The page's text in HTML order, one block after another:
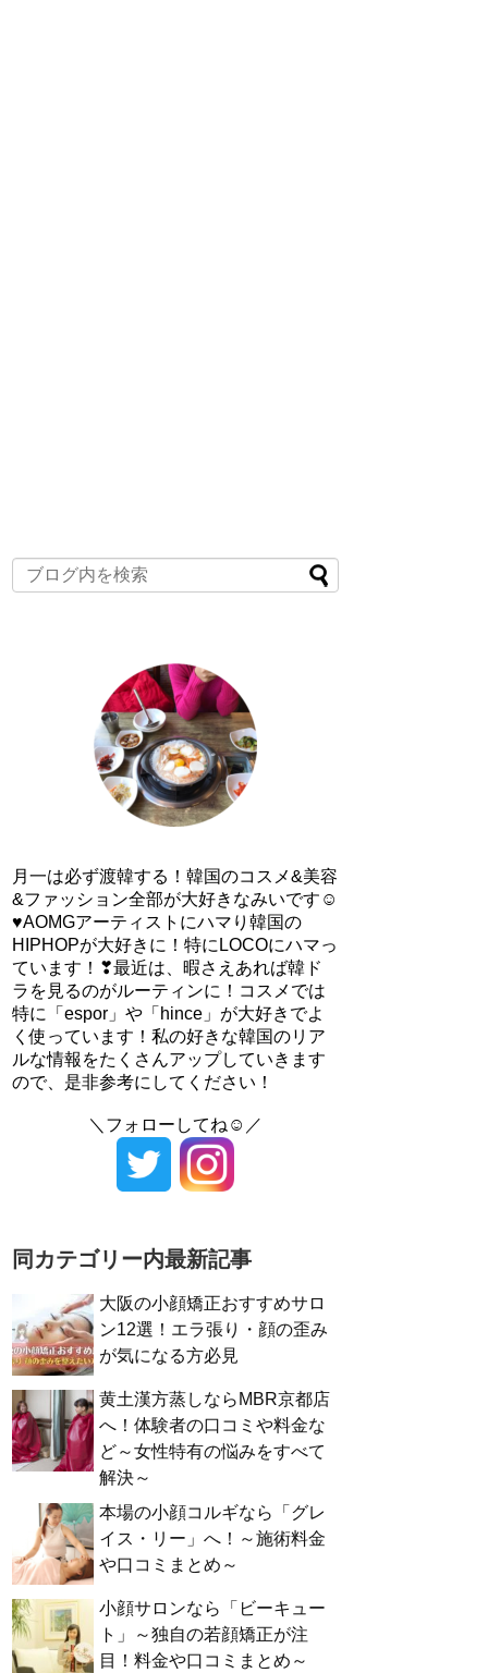
月一は必ず渡韓する！韓国のコスメ&美容
&ファッション全部が大好きなみいです☺
♥AOMGアーティストにハマり韓国の
HIPHOPが大好きに！特にLOCOにハマっ
ています！❣最近は、暇さえあれば韓ド
ラを見るのがルーティンに！コスメでは
特に「espor」や「hince」が大好きでよ
く使っています！私の好きな韓国のリア
ルな情報をたくさんアップしていきます
ので、是非参考にしてください！
＼フォローしてね☺／
同カテゴリー内最新記事
大阪の小顔矯正おすすめサロ
ン12選！エラ張り・顔の歪み
が気になる方必見
黄土漢方蒸しならMBR京都店
へ！体験者の口コミや料金な
ど～女性特有の悩みをすべて
解決～
本場の小顔コルギなら「グレ
イス・リー」へ！～施術料金
や口コミまとめ～
小顔サロンなら「ビーキュー
ト」～独自の若顔矯正が注
目！料金や口コミまとめ～